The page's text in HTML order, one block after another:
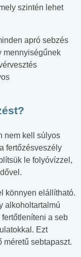
szintén lehet
apró sebzés
mennyiségűnek
nem kell súlyos
fertőzésveszély
le folyóvízzel,
könnyen elállítható.
alkoholtartalmú
a seb
Ezt
méretű sebtapaszt.